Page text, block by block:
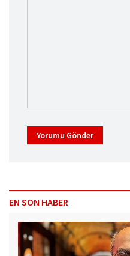
Yorumu Gönder
EN SON HABER